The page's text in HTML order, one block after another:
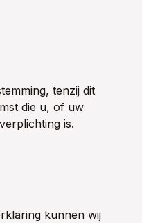
tenzij dit
die u, of uw
is.
kunnen wij